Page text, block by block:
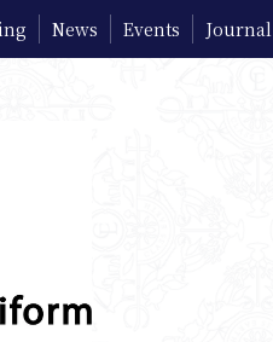
News Events Journal